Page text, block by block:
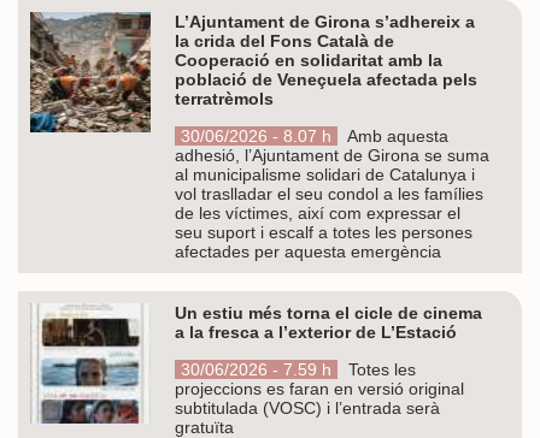
L’Ajuntament de Girona s’adhereix a
la crida del Fons Català de
Cooperació en solidaritat amb la
població de Veneçuela afectada pels
terratrèmols
30/06/2026 - 8.07 h
Amb aquesta
adhesió, l’Ajuntament de Girona se suma
al municipalisme solidari de Catalunya i
vol traslladar el seu condol a les famílies
de les víctimes, així com expressar el
seu suport i escalf a totes les persones
afectades per aquesta emergència
Un estiu més torna el cicle de cinema
a la fresca a l’exterior de L’Estació
30/06/2026 - 7.59 h
Totes les
projeccions es faran en versió original
subtitulada (VOSC) i l’entrada serà
gratuïta